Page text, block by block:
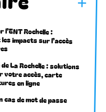
Rochelle :
sur l’accès
La Rochelle : solutions
votre accès, carte
en ligne
cas de mot de passe